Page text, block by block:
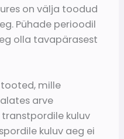
on välja toodud
Pühade perioodil
olla tavapärasest
mille
arve
kuluv
kuluv aeg ei